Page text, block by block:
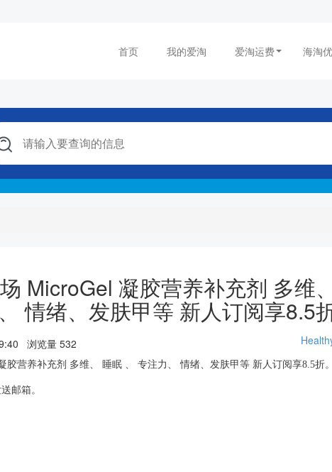
首页 我的爱淘 爱淘运费 海淘
MicroGel 凝胶营养补充剂 多维
情绪、发肤甲等 新人订阅享8.5
浏览量 532
胶营养补充剂 多维、 睡眠 、 专注力、 情绪、发肤甲等 新人订阅享8.5折。
邮箱。